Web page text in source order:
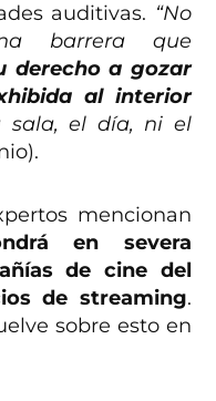
auditivas. “No
barrera que
derecho a gozar
al interior
sala, el día, ni el
mencionan
en severa
de cine del
de streaming.
sobre esto en